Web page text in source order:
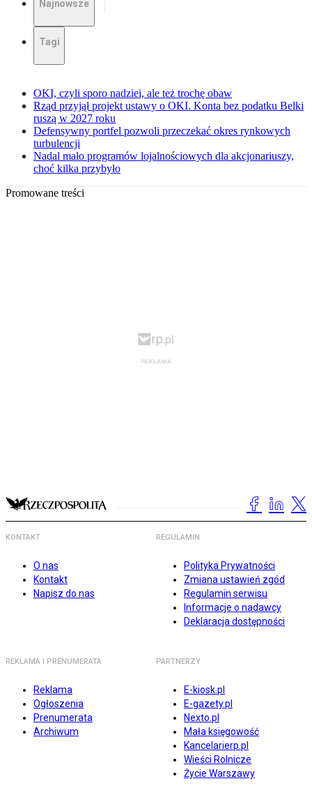
Najnowsze
Tagi
OKI, czyli sporo nadziei, ale też trochę obaw
Rząd przyjął projekt ustawy o OKI. Konta bez podatku Belki
ruszą w 2027 roku
Defensywny portfel pozwoli przeczekać okres rynkowych
turbulencji
Nadal mało programów lojalnościowych dla akcjonariuszy,
choć kilka przybyło
Promowane treści
KONTAKT
O nas
Kontakt
Napisz do nas
REGULAMIN
Polityka Prywatności
Zmiana ustawień zgód
Regulamin serwisu
Informacje o nadawcy
Deklaracja dostępności
REKLAMA I PRENUMERATA
Reklama
Ogłoszenia
Prenumerata
Archiwum
PARTNERZY
E-kiosk.pl
E-gazety.pl
Nexto.pl
Mała księgowość
Kancelarierp.pl
Wieści Rolnicze
Życie Warszawy